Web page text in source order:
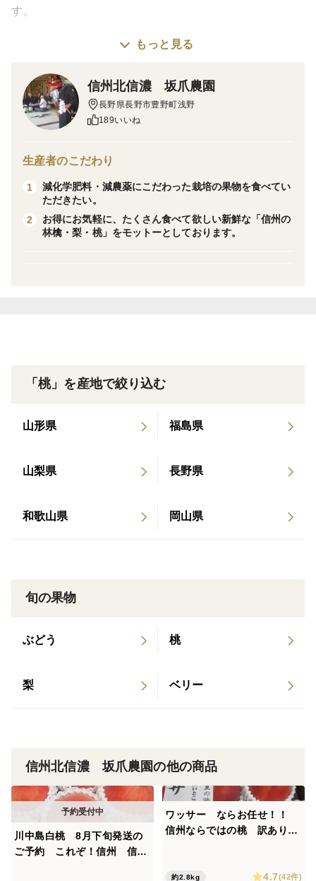
す。
桃の生育・収穫はその年の気候に大きく左右されます。
当初予定より若干の前後がある場合がございます。
「白鳳」は、大正時代に神奈川県の果樹試験場で誕生し
以来令和の世まで長く栽培が続いている、夏桃の定番品
種です。
早生品種のひとつで、長野県でも栽培が盛んです。
のモモです。
信州北信濃 善光寺平のの肥沃の地で太陽の日の光を
等がございますが
もっと見る
信州北信濃 坂爪農園
長野県長野市豊野町浅野
189いいね
生産者のこだわり
1
減化学肥料・減農薬にこだわった栽培の果物を食べてい
ただきたい。
2
お得にお気軽に、たくさん食べて欲しい新鮮な「信州の
林檎・梨・桃」をモットーとしております。
「桃」を産地で絞り込む
山形県 福島県
山梨県 長野県
和歌山県 岡山県
旬の果物
ぶどう 桃
梨 ベリー
信州北信濃 坂爪農園の他の商品
川中島白桃 8月下旬発送の
ご予約 これぞ！信州 信州
ワッサー ならお任せ！！
信州ならではの桃 訳あり
販売中 順次発送いたしてお
約2.8kg 4.7(42件)